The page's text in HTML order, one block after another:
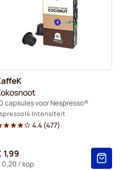
capsules voor Nespresso®
4 Intensiteit
4.4(477)
1,99
0,20 / kop